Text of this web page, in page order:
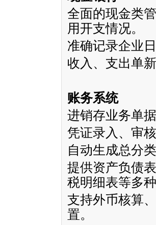
全面的现金类
用开支情况。
准确记录企业
收入、支出单
账务系统
进销存业务单
凭证录入、审
自动生成总分
提供资产负债
税明细表等多
支持外币核算
置。